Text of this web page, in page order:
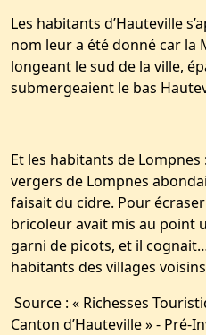
Les habitants d’Hauteville
nom leur a été donné car la
longeant le sud de la ville,
submergeaient le bas
Et les habitants de
vergers de Lompnes
faisait du cidre. Pour
bricoleur avait mis au point
garni de picots, et il
habitants des villages
Source : « Richesses
Canton d’Hauteville » - Pré-